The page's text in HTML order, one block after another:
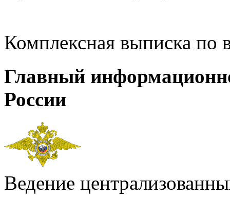
Комплексная выписка
Главный
России
Ведение